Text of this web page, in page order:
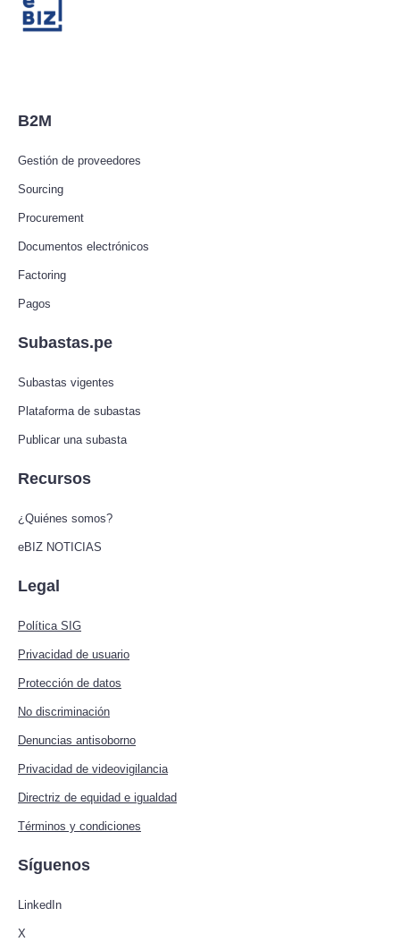
B2M
Gestión de proveedores
Sourcing
Procurement
Documentos electrónicos
Factoring
Pagos
Subastas.pe
Subastas vigentes
Plataforma de subastas
Publicar una subasta
Recursos
¿Quiénes somos?
eBIZ NOTICIAS
Legal
Política SIG
Privacidad de usuario
Protección de datos
No discriminación
Denuncias antisoborno
Privacidad de videovigilancia
Directriz de equidad e igualdad
Términos y condiciones
Síguenos
LinkedIn
X